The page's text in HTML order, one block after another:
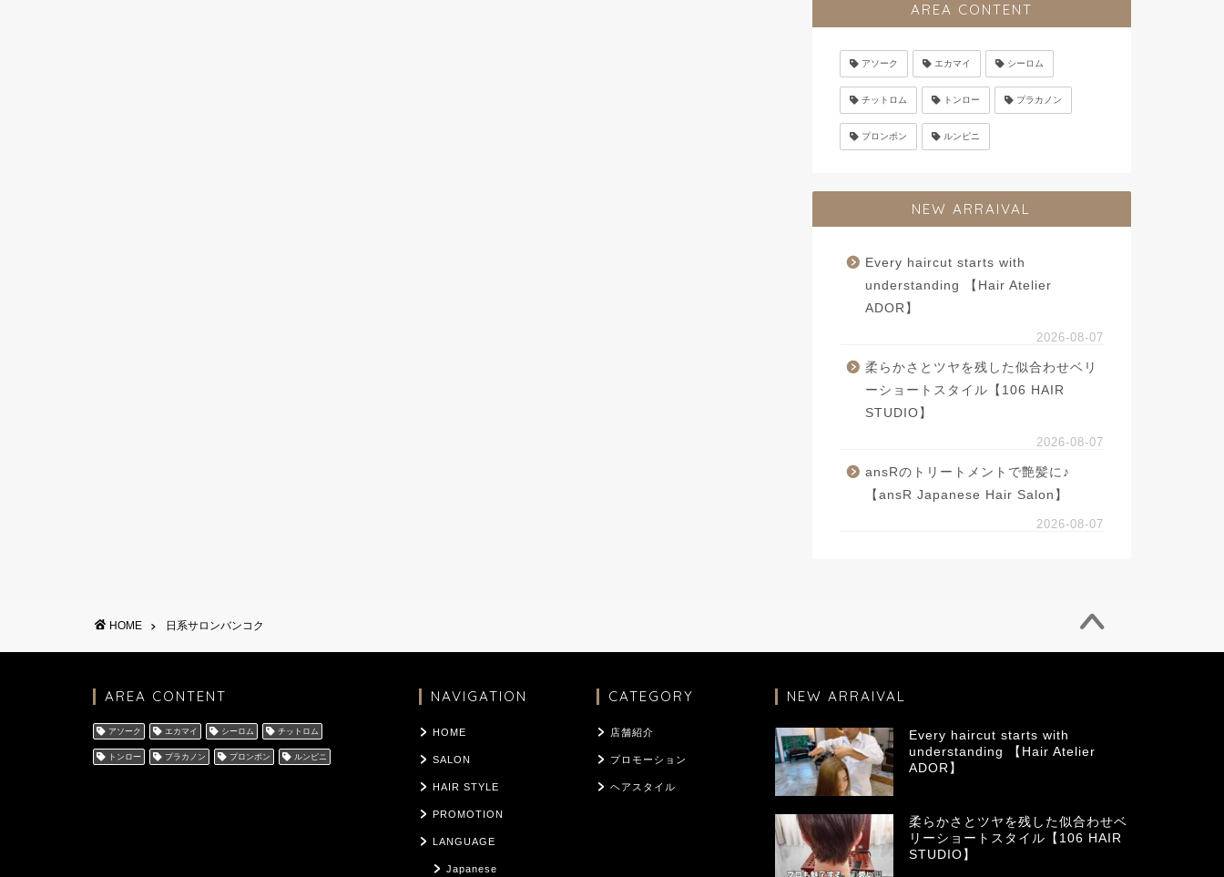
AREA CONTENT
アソーク エカマイ シーロム
チットロム トンロー プラカノン
プロンポン ルンピニ
NEW ARRAIVAL
Every haircut starts with
understanding 【Hair Atelier
ADOR】
2026-08-07
柔らかさとツヤを残した似合わせベリ
ーショートスタイル【106 HAIR
STUDIO】
2026-08-07
ansRのトリートメントで艶髪に♪
【ansR Japanese Hair Salon】
2026-08-07
HOME 日系サロンバンコク
AREA CONTENT
アソーク エカマイ シーロム チットロム
トンロー プラカノン プロンポン ルンピニ
NAVIGATION
HOME
SALON
HAIR STYLE
PROMOTION
LANGUAGE
Japanese
CATEGORY
店舗紹介
プロモーション
ヘアスタイル
NEW ARRAIVAL
Every haircut starts with
understanding 【Hair Atelier
ADOR】
柔らかさとツヤを残した似合わせベ
リーショートスタイル【106 HAIR
STUDIO】